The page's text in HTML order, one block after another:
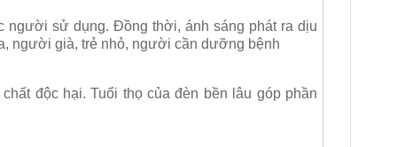
người sử dụng. Đồng thời, ánh sáng phát ra dịu
người già, trẻ nhỏ, người cần dưỡng bệnh
độc hại. Tuổi thọ của đèn bền lâu góp phần